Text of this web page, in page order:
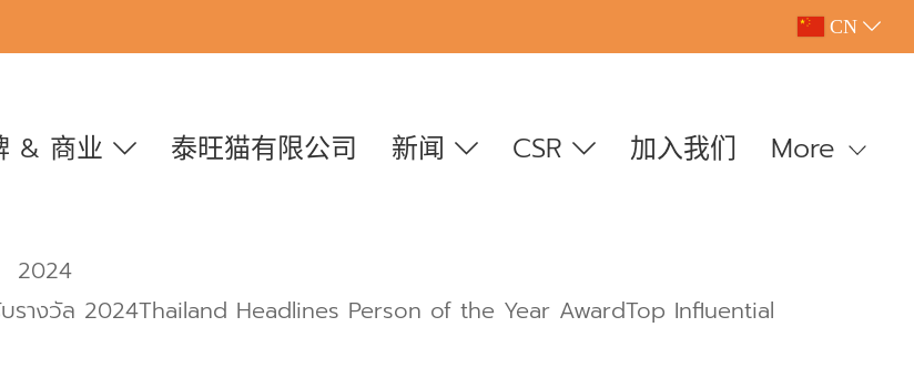
CN
& 商业 泰旺猫有限公司 新闻 CSR 加入我们 More
2024
างวัล 2024Thailand Headlines Person of the Year AwardTop Influential